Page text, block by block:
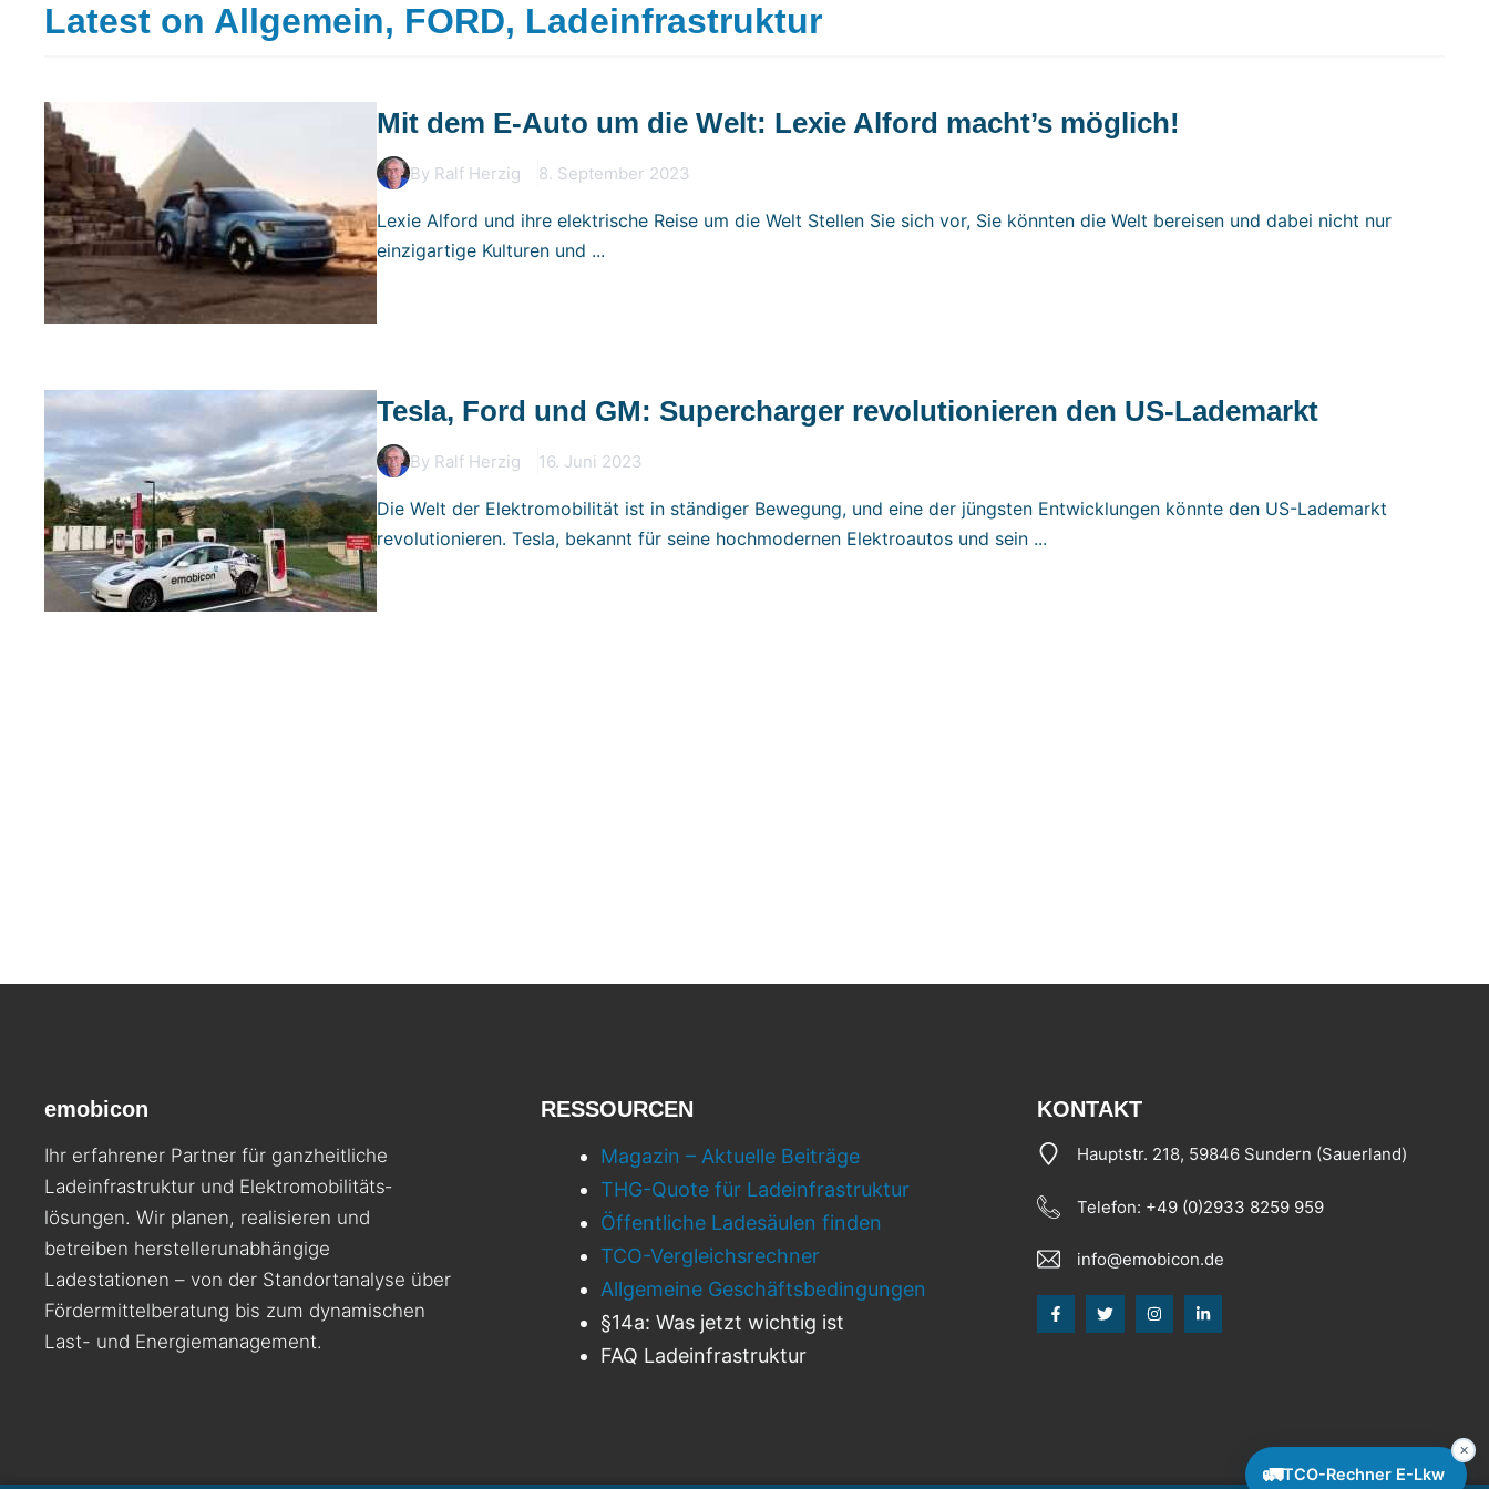
Latest on Allgemein, FORD, Ladeinfrastruktur
Mit dem E-Auto um die Welt: Lexie Alford macht’s möglich!
By Ralf Herzig 8. September 2023
Lexie Alford und ihre elektrische Reise um die Welt Stellen Sie sich vor, Sie könnten die Welt bereisen und dabei nicht nur
einzigartige Kulturen und ...
Tesla, Ford und GM: Supercharger revolutionieren den US-Lademarkt
By Ralf Herzig 16. Juni 2023
Die Welt der Elektromobilität ist in ständiger Bewegung, und eine der jüngsten Entwicklungen könnte den US-Lademarkt
revolutionieren. Tesla, bekannt für seine hochmodernen Elektroautos und sein ...
emobicon
Ihr erfahrener Partner für ganzheitliche
Ladeinfrastruktur und Elektromobilitäts­
lösungen. Wir planen, realisieren und
betreiben herstellerunabhängige
Ladestationen – von der Standortanalyse über
Fördermittelberatung bis zum dynamischen
Last- und Energiemanagement.
RESSOURCEN
Magazin – Aktuelle Beiträge
THG-Quote für Ladeinfrastruktur
Öffentliche Ladesäulen finden
TCO-Vergleichsrechner
Allgemeine Geschäftsbedingungen
§14a: Was jetzt wichtig ist
FAQ Ladeinfrastruktur
KONTAKT
Hauptstr. 218, 59846 Sundern (Sauerland)
Telefon: +49 (0)2933 8259 959
info@emobicon.de
✕
🚛TCO-Rechner E-Lkw